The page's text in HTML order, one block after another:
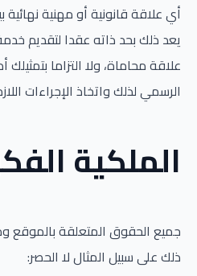
أي علاقة قانونية أو مهنية نهائية
يعد ذلك بحد ذاته عقدا لتقديم
علاقة محاماة، ولا التزاما
الرسمي لذلك واتخاذ الإجراءات
الملكية
جميع الحقوق المتعلقة بالموقع
ذلك على سبيل المثال لا الحصر: